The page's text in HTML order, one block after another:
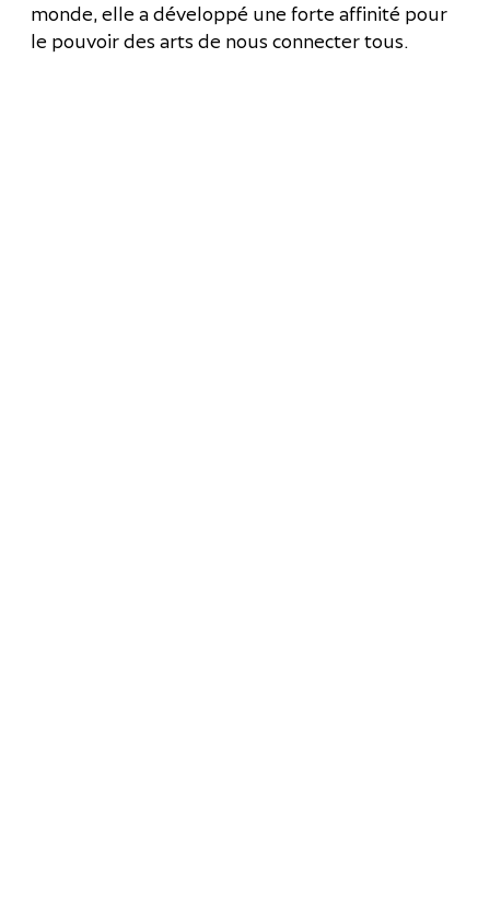
monde, elle a développé une forte affinité pour
le pouvoir des arts de nous connecter tous.